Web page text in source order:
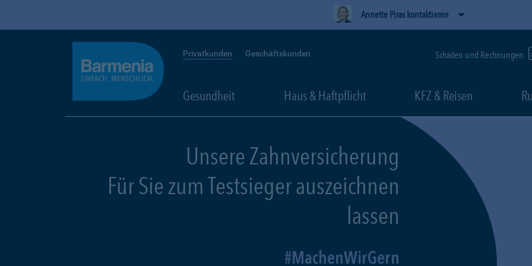
Annette Piras kontaktieren
Privatkunden Geschäftskunden Schäden und Rechnungen
Gesundheit Haus & Haftpflicht KFZ & Reisen
Unsere Zahnversicherung
Für Sie zum Testsieger auszeichnen
lassen
MachenWirGern